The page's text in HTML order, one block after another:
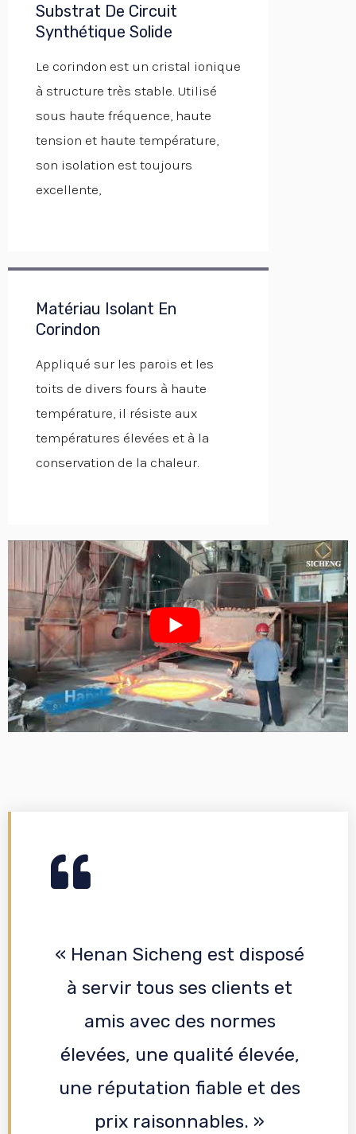
Substrat De Circuit
Synthétique Solide
Le corindon est un cristal ionique
à structure très stable. Utilisé
sous haute fréquence, haute
tension et haute température,
son isolation est toujours
excellente,
Matériau Isolant En
Corindon
Appliqué sur les parois et les
toits de divers fours à haute
température, il résiste aux
températures élevées et à la
conservation de la chaleur.
« Henan Sicheng est disposé
à servir tous ses clients et
amis avec des normes
élevées, une qualité élevée,
une réputation fiable et des
prix raisonnables. »